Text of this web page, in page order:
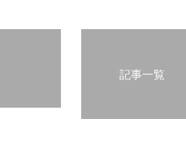
記事一覧